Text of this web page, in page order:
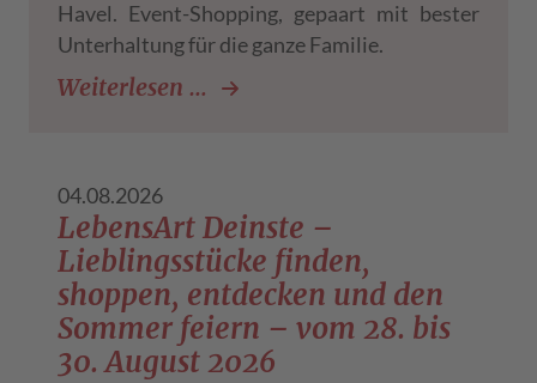
Havel. Event-Shopping, gepaart mit bester
Unterhaltung für die ganze Familie.
Weiterlesen … LebensArt auf den
04.08.2026
LebensArt Deinste –
Lieblingsstücke finden,
shoppen, entdecken und den
Sommer feiern – vom 28. bis
30. August 2026